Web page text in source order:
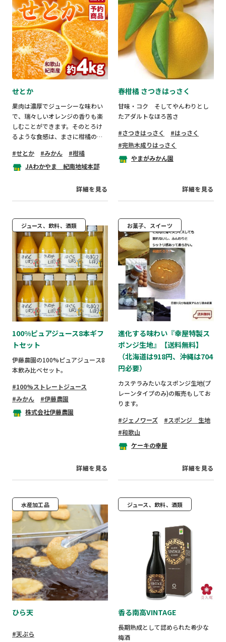
せとか
果肉は濃厚でジューシーな味わい
で、瑞々しいオレンジの香りも楽
しむことができます。そのとろけ
るような食感は、まさに柑橘の
せとか みかん
柑橘
JAわかやま 紀南地域本部
詳細を見る
春柑橘 さつきはっさく
甘味・コク そしてやんわりとし
たアダルトなほろ苦さ
さつきはっさく
はっさく
完熟木成りはっさく
やまがみかん園
詳細を見る
ジュース、飲料、酒類
100%ピュアジュース8本ギフ
トセット
伊藤農園の100%ピュアジュース8
本飲み比べセット。
100%ストレートジュース
みかん
伊藤農園
株式会社伊藤農園
詳細を見る
お菓子、スイーツ
進化する味わい『幸屋特製ス
ポンジ生地』【送料無料】
（北海道は918円、沖縄は704
円必要）
カステラみたいなスポンジ生地(プ
レーンタイプのみ)の販売もしてお
ります。
ジェノワーズ
スポンジ 生地
和歌山
ケーキの幸屋
詳細を見る
水産加工品
ひら天
天ぷら
ジュース、飲料、酒類
香る南高VINTAGE
長期熟成として認められた希少な
梅酒